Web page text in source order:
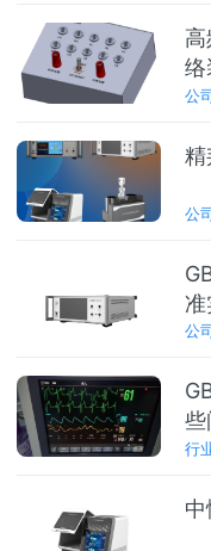
络
公
公
准
单
公
些
行